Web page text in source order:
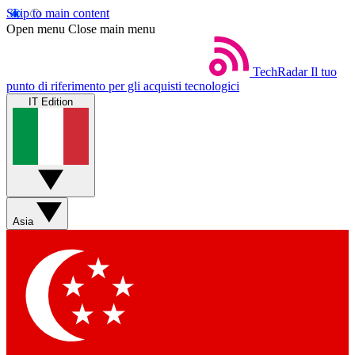
Skip to main content
Open menu Close main menu
TechRadar Il tuo
punto di riferimento per gli acquisti tecnologici
IT Edition
Asia